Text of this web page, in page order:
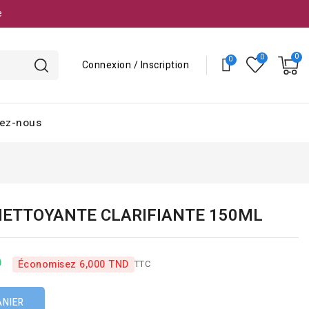
Connexion / Inscription
nous
CLARIFIANTE 150ML
Économisez 6,000 TND TTC